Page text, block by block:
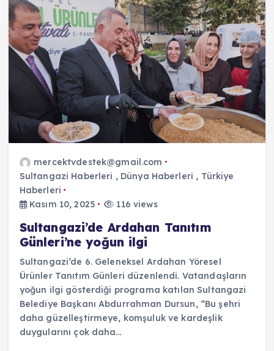
mercektvdestek@gmail.com
Sultangazi Haberleri , Dünya Haberleri , Türkiye
Haberleri
Kasım 10, 2025
116 views
Sultangazi’de Ardahan Tanıtım
Günleri’ne yoğun ilgi
Sultangazi’de 6. Geleneksel Ardahan Yöresel
Ürünler Tanıtım Günleri düzenlendi. Vatandaşların
yoğun ilgi gösterdiği programa katılan Sultangazi
Belediye Başkanı Abdurrahman Dursun, “Bu şehri
daha güzelleştirmeye, komşuluk ve kardeşlik
duygularını çok daha…